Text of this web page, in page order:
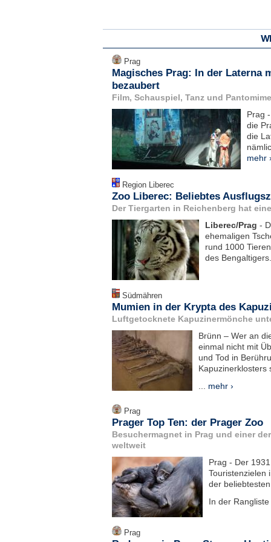
Prag
Magisches Prag: In der Laterna
bezaubert
Film, Schauspiel, Tanz und
Prag
die
die
mehr
Region Liberec
Zoo Liberec: Beliebtes
Der Tiergarten in Reichenberg hat
Liberec/Prag -
ehemaligen
rund 1000
des
Südmähren
Mumien in der Krypta des
Luftgetocknete Kapuzinermönche
Brünn – Wer an
einmal nicht mit
und Tod in
Kapuzinerklosters
mehr ›
Prag
Prager Top Ten: der Prager Zoo
Besuchermagnet in Prag und einer
weltweit
Prag - Der
Touristenzielen
der
In der
Prag